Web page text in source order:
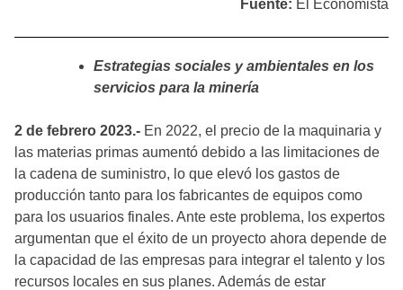
Fuente: El Economista
Estrategias sociales y ambientales en los
servicios para la minería
2 de febrero 2023.- En 2022, el precio de la maquinaria y
las materias primas aumentó debido a las limitaciones de
la cadena de suministro, lo que elevó los gastos de
producción tanto para los fabricantes de equipos como
para los usuarios finales. Ante este problema, los expertos
argumentan que el éxito de un proyecto ahora depende de
la capacidad de las empresas para integrar el talento y los
recursos locales en sus planes. Además de estar